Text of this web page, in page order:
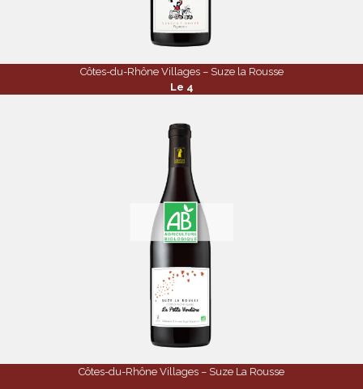
Côtes-du-Rhône Villages – Suze la Rousse
Le 4
Côtes-du-Rhône Villages – Suze La Rousse